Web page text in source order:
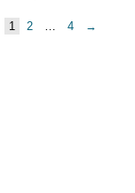
1 2 … 4 →